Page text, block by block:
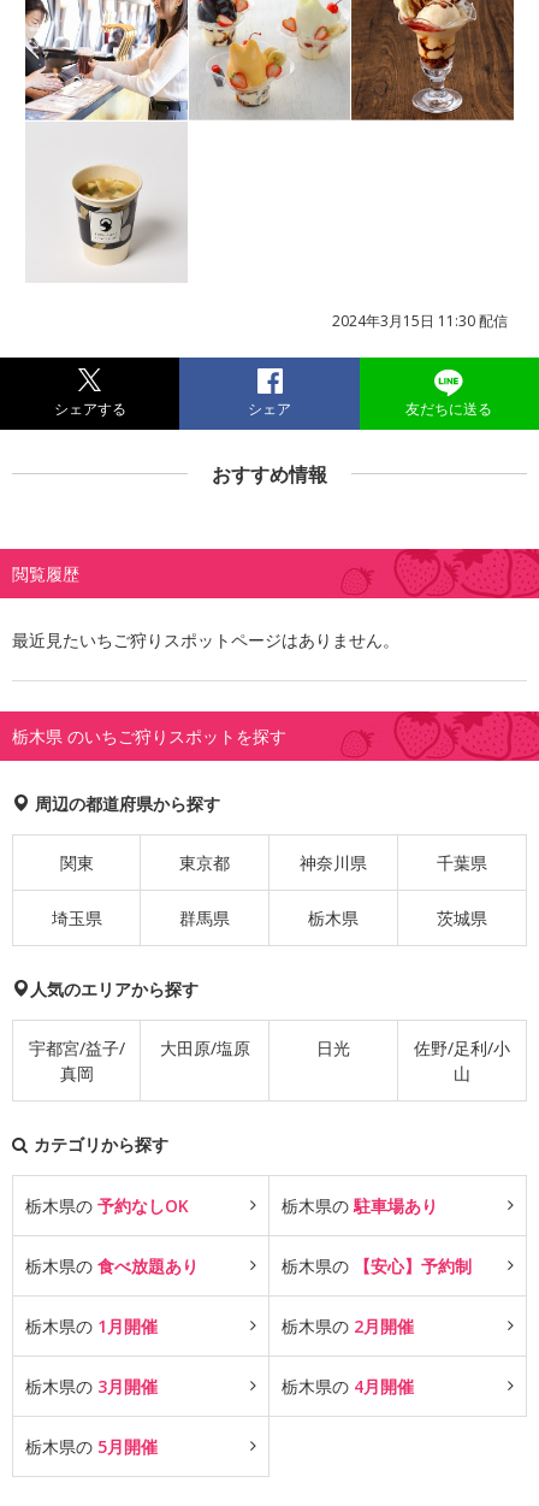
2024年3月15日 11:30 配信
シェアする シェア 友だちに送る
おすすめ情報
閲覧履歴
最近見たいちご狩りスポットページはありません。
栃木県 のいちご狩りスポットを探す
周辺の都道府県から探す
関東 東京都 神奈川県 千葉県
埼玉県 群馬県 栃木県 茨城県
人気のエリアから探す
宇都宮/益子/
真岡
大田原/塩原 日光
佐野/足利/小
山
カテゴリから探す
栃木県の 予約なしOK 栃木県の駐車場あり
栃木県の 食べ放題あり 栃木県の 【安心】予約制
栃木県の 1月開催 栃木県の 2月開催
栃木県の 3月開催 栃木県の 4月開催
栃木県の 5月開催